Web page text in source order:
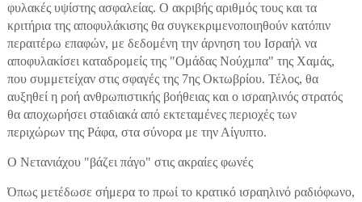
φυλακές υψίστης ασφαλείας. Ο ακριβής αριθμός τους και τα
κριτήρια της αποφυλάκισης θα συγκεκριμενοποιηθούν κατόπιν
περαιτέρω επαφών, με δεδομένη την άρνηση του Ισραήλ να
αποφυλακίσει καταδρομείς της "Ομάδας Νούχμπα" της Χαμάς,
που συμμετείχαν στις σφαγές της 7ης Οκτωβρίου. Τέλος, θα
αυξηθεί η ροή ανθρωπιστικής βοήθειας και ο ισραηλινός στρατός
θα αποχωρήσει σταδιακά από εκτεταμένες περιοχές των
περιχώρων της Ράφα, στα σύνορα με την Αίγυπτο.
Ο Νετανιάχου "βάζει πάγο" στις ακραίες φωνές
Όπως μετέδωσε σήμερα το πρωί το κρατικό ισραηλινό ραδιόφωνο,